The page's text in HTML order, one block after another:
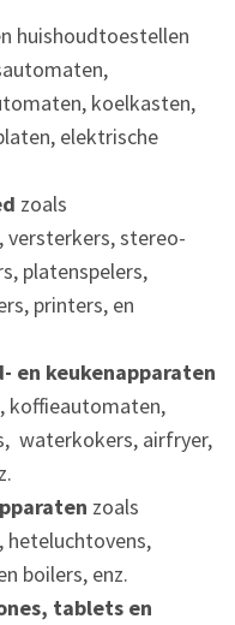
huishoudtoestellen
koelkasten,
elektrische
zoals
stereo-
platenspelers,
printers, en
en keukenapparaten
koffieautomaten,
waterkokers, airfryer,
zoals
heteluchtovens,
boilers, enz.
tablets en